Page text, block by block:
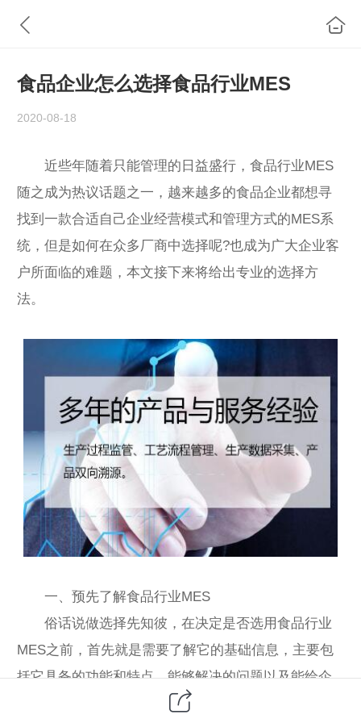
食品企业怎么选择食品行业MES
2020-08-18
近些年随着只能管理的日益盛行，食品行业MES
随之成为热议话题之一，越来越多的食品企业都想寻
找到一款合适自己企业经营模式和管理方式的MES系
统，但是如何在众多厂商中选择呢?也成为广大企业客
户所面临的难题，本文接下来将给出专业的选择方
法。
一、预先了解食品行业MES
俗话说做选择先知彼，在决定是否选用食品行业
MES之前，首先就是需要了解它的基础信息，主要包
括它具备的功能和特点，能够解决的问题以及能给企
业带来怎样的效益，通过获取以上信息，大家就能在